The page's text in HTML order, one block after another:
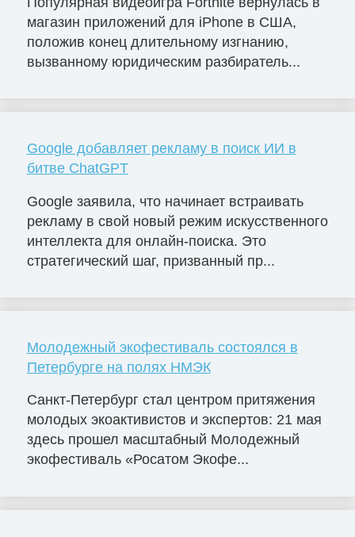
магазин приложений для iPhone в США,
положив конец длительному изгнанию,
вызванному юридическим разбиратель...
Google добавляет рекламу в поиск ИИ в
битве ChatGPT
Google заявила, что начинает встраивать
рекламу в свой новый режим искусственного
интеллекта для онлайн-поиска. Это
стратегический шаг, призванный пр...
Молодежный экофестиваль состоялся в
Петербурге на полях НМЭК
Санкт-Петербург стал центром притяжения
молодых экоактивистов и экспертов: 21 мая
здесь прошел масштабный Молодежный
экофестиваль «Росатом Экофе...